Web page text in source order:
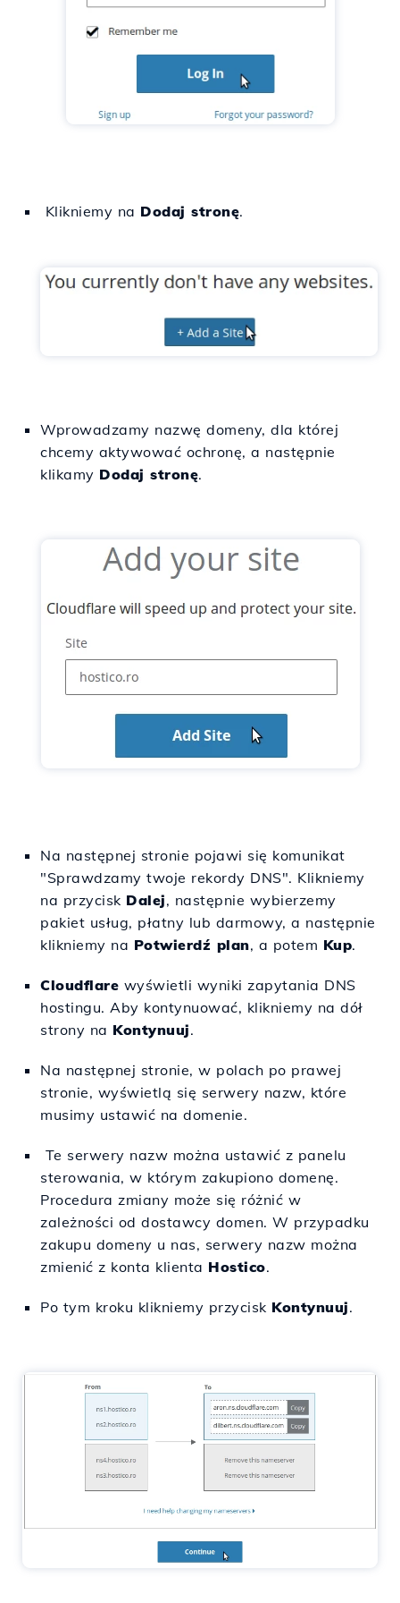
Klikniemy na Dodaj stronę.
Wprowadzamy nazwę domeny, dla której
chcemy aktywować ochronę, a następnie
klikamy Dodaj stronę.
Na następnej stronie pojawi się komunikat
"Sprawdzamy twoje rekordy DNS". Klikniemy
na przycisk Dalej, następnie wybierzemy
pakiet usług, płatny lub darmowy, a następnie
klikniemy na Potwierdź plan, a potem Kup.
Cloudflare wyświetli wyniki zapytania DNS
hostingu. Aby kontynuować, klikniemy na dół
strony na Kontynuuj.
Na następnej stronie, w polach po prawej
stronie, wyświetlą się serwery nazw, które
musimy ustawić na domenie.
Te serwery nazw można ustawić z panelu
sterowania, w którym zakupiono domenę.
Procedura zmiany może się różnić w
zależności od dostawcy domen. W przypadku
zakupu domeny u nas, serwery nazw można
zmienić z konta klienta Hostico.
Po tym kroku klikniemy przycisk Kontynuuj.